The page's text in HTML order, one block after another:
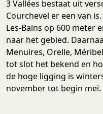
3 Vallées bestaat uit
Courchevel er een van
Les-Bains op 600 meter
naar het gebied.
Menuires, Orelle,
tot slot het bekend en
de hoge ligging is
november tot begin mei.